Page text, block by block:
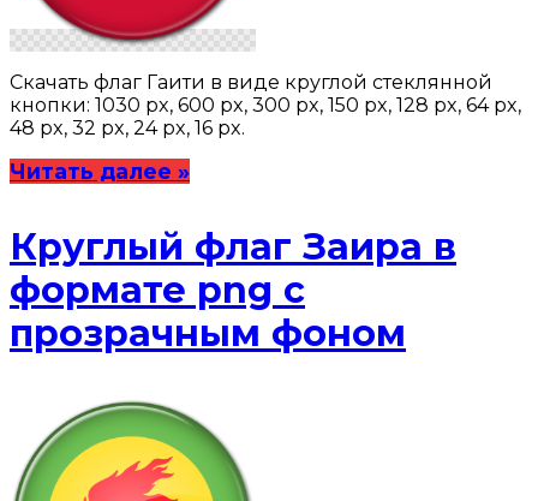
Скачать флаг Гаити в виде круглой стеклянной
кнопки: 1030 px, 600 px, 300 px, 150 px, 128 px, 64 px,
48 px, 32 px, 24 px, 16 px.
Читать далее »
Круглый флаг Заира в
формате png с
прозрачным фоном